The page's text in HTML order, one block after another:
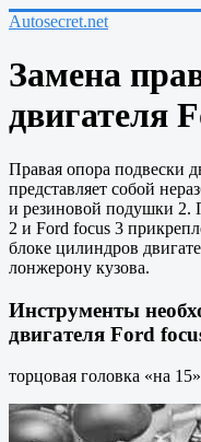
Autosecret.net
Замена
двигателя
Правая опора подвески
представляет собой
и резиновой подушки 2.
2 и Ford focus 3
блоке цилиндров
лонжерону кузова.
Инструменты
двигателя Ford
торцовая головка «на